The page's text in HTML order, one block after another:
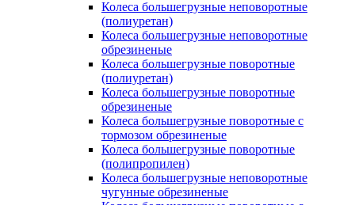
Колеса большегрузные неповоротные
(полиуретан)
Колеса большегрузные неповоротные
обрезиненые
Колеса большегрузные поворотные
(полиуретан)
Колеса большегрузные поворотные
обрезиненые
Колеса большегрузные поворотные с
тормозом обрезиненые
Колеса большегрузные поворотные
(полипропилен)
Колеса большегрузные неповоротные
чугунные обрезиненые